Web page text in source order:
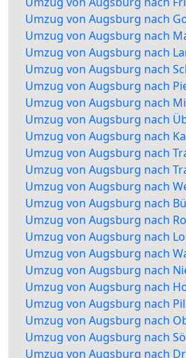
Umzug von Augsburg nach
Umzug von Augsburg nach
Umzug von Augsburg nach
Umzug von Augsburg nach
Umzug von Augsburg nach
Umzug von Augsburg nach
Umzug von Augsburg nach
Umzug von Augsburg nach
Umzug von Augsburg nach
Umzug von Augsburg nach
Umzug von Augsburg nach
Umzug von Augsburg nach
Umzug von Augsburg nach
Umzug von Augsburg nach
Umzug von Augsburg nach
Umzug von Augsburg nach
Umzug von Augsburg nach
Umzug von Augsburg nach
Umzug von Augsburg nach
Umzug von Augsburg nach
Umzug von Augsburg nach